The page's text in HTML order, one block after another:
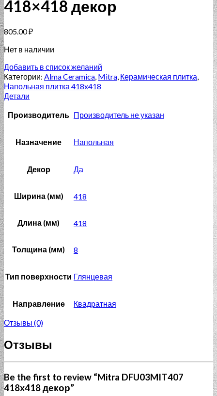
418×418 декор
805.00₽
Нет в наличии
Добавить в список желаний
Категории: Alma Ceramica, Mitra, Керамическая плитка,
Напольная плитка 418x418
Детали
Производитель Производитель не указан
Назначение Напольная
Декор Да
Ширина (мм) 418
Длина (мм) 418
Толщина (мм) 8
Тип поверхности Глянцевая
Направление Квадратная
Отзывы (0)
Отзывы
Be the first to review “Mitra DFU03MIT407
418x418 декор”